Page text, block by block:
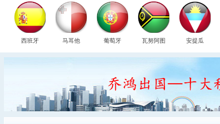
西班牙 马耳他 葡萄牙 瓦努阿图 安提瓜